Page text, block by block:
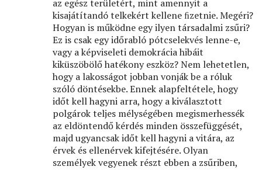
az egész területért, mint amennyit a
kisajátítandó telkekért kellene ﬁzetnie. Megéri?
Hogyan is működne egy ilyen társadalmi zsűri?
Ez is csak egy időrabló pótcselekvés lenne-e,
vagy a képviseleti demokrácia hibáit
kiküszöbölő hatékony eszköz? Nem lehetetlen,
hogy a lakosságot jobban vonják be a róluk
szóló döntésekbe. Ennek alapfeltétele, hogy
időt kell hagyni arra, hogy a kiválasztott
polgárok teljes mélységében megismerhessék
az eldöntendő kérdés minden összefüggését,
majd ugyancsak időt kell hagyni a vitára, az
érvek és ellenérvek kifejtésére. Olyan
személyek vegyenek részt ebben a zsűriben,